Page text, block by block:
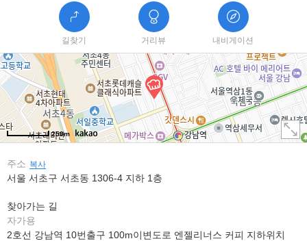
길찾기 거리뷰 내비게이션
250m
주소 복사
서울 서초구 서초동 1306-4 지하 1층
찾아가는 길
자가용
2호선 강남역 10번출구 100m이변도로 엔젤리너스 커피 지하위치